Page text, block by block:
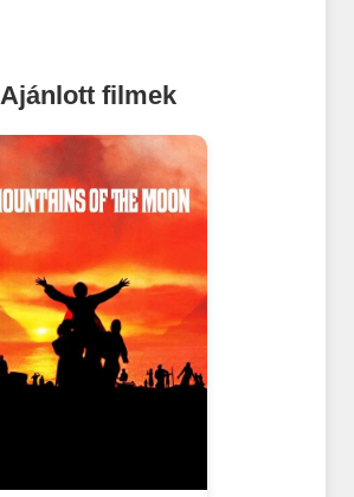
Ajánlott filmek